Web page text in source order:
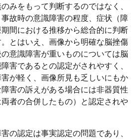
みをもって判断するのではなく、
故時の意識障害の程度、症状（障
間における推移から総合的に判断
とはいえ、画像から明確な脳挫傷
意識障害が重いものについては脳
害であるとの認定がされやすく、
が軽く、画像所見も乏しいにもか
害の訴えがある場合には非器質性
者の合併したもの）と認定されや
の認定は事実認定の問題であり、